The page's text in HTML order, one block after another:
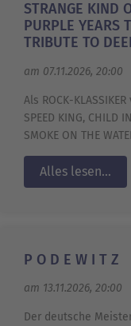
STRANGE KIND
PURPLE YEARS
TRIBUTE TO
am 07.11.2026, 20:00
Als ROCK-
SPEED KING, CHILD
SMOKE ON THE
Alles lesen...
P O D E W I T Z
am 13.11.2026, 20:00
Der deutsche